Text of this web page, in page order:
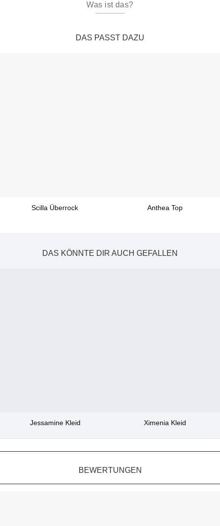
Was ist das?
DAS PASST DAZU
Scilla Überrock Anthea Top
DAS KÖNNTE DIR AUCH GEFALLEN
Jessamine Kleid Ximenia Kleid
BEWERTUNGEN